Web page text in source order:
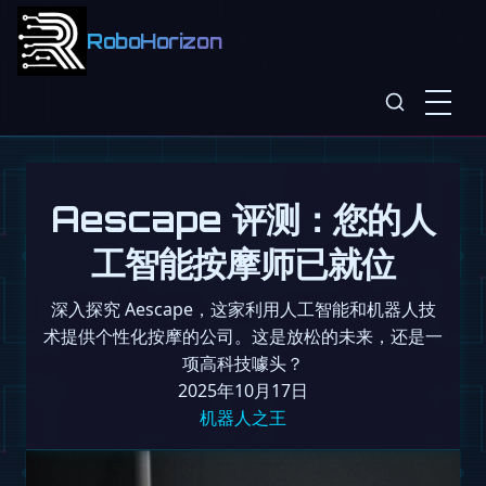
RoboHorizon
Aescape 评测：您的人
工智能按摩师已就位
深入探究 Aescape，这家利用人工智能和机器人技
术提供个性化按摩的公司。这是放松的未来，还是一
项高科技噱头？
2025年10月17日
机器人之王